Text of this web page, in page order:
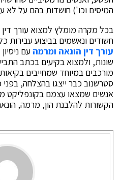
המיסים וכו') חושדות בהם על לא
בכל מקרה מומלץ למצוא עורך דין
חשודים ונאשמים בביצוע עבירות
עורך דין הונאה ומרמהעם
שונות, ולמצוא בקיעים בכתב
מורכבים במיוחד שמחייבים
סטרשנוב כבר ייצגו בהצלחה, בפני
אנשים שמצאו עצמם בקונפליקט
הקשורות להלבנת הון, מרמה,